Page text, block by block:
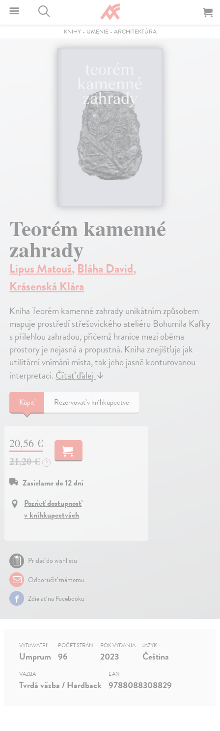
KNIHY- UMENIE- ARCHITEKTÚRA
Teorém kamenné
zahrady
Lipus Matouš,Bláha David,
Krásenská Klára
Kniha Teorém kamenné zahrady unikátním způsobem
mapuje prostředí střešovického ateliéru Bohumila Kafky
s přilehlou zahradou, přičemž hranice mezi oběma
prostory je nejasná a propustná. Kniha znejišťuje jak
utilitární vnímání místa, tak jeho jasně konturovanou
interpretaci.Čítať ďalej↓
Kúpiť Rezervovať v kníhkupectve
20,56 €
21,20 €
?
Zasielame do 12 dní
Pozrieť dostupnosť
v kníhkupectvách
Pridať do wishlistu
Odporučiť známemu
Zdielať na Facebooku
VYDAVATEĽ
Umprum
POČET STRÁN
96
ROK VYDANIA
2023
JAZYK
Čeština
VÄZBA
Tvrdá väzba / Hardback
EAN
9788088308829